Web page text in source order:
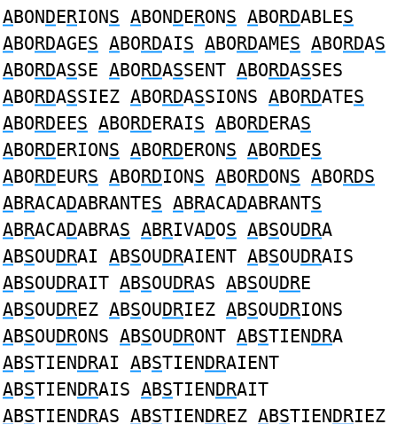
ABONDERIONS ABONDERONS ABORDABLES
ABORDAGES ABORDAIS ABORDAMES ABORDAS
ABORDASSE ABORDASSENT ABORDASSES
ABORDASSIEZ ABORDASSIONS ABORDATES
ABORDEES ABORDERAIS ABORDERAS
ABORDERIONS ABORDERONS ABORDES
ABORDEURS ABORDIONS ABORDONS ABORDS
ABRACADABRANTES ABRACADABRANTS
ABRACADABRAS ABRIVADOS ABSOUDRA
ABSOUDRAI ABSOUDRAIENT ABSOUDRAIS
ABSOUDRAIT ABSOUDRAS ABSOUDRE
ABSOUDREZ ABSOUDRIEZ ABSOUDRIONS
ABSOUDRONS ABSOUDRONT ABSTIENDRA
ABSTIENDRAI ABSTIENDRAIENT
ABSTIENDRAIS ABSTIENDRAIT
ABSTIENDRAS ABSTIENDREZ ABSTIENDRIEZ